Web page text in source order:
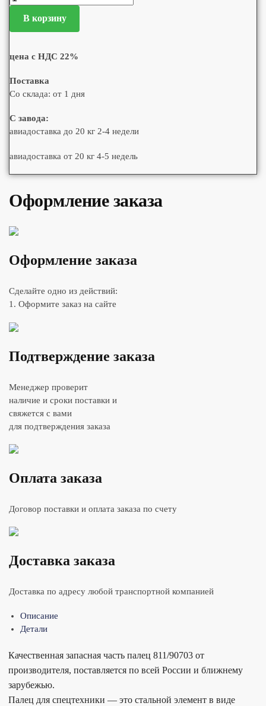
В корзину
цена с НДС 22%
Поставка
Со склада: от 1 дня
С завода:
авиадоставка до 20 кг 2-4 недели
авиадоставка от 20 кг 4-5 недель
Оформление заказа
Оформление заказа
Сделайте одно из действий:
1. Оформите заказ на сайте
Подтверждение заказа
Менеджер проверит
наличие и сроки поставки и
свяжется с вами
для подтверждения заказа
Оплата заказа
Договор поставки и оплата заказа по счету
Доставка заказа
Доставка по адресу любой транспортной компанией
Описание
Детали
Качественная запасная часть палец 811/90703 от
производителя, поставляется по всей России и ближнему
зарубежью.
Палец для спецтехники — это стальной элемент в виде